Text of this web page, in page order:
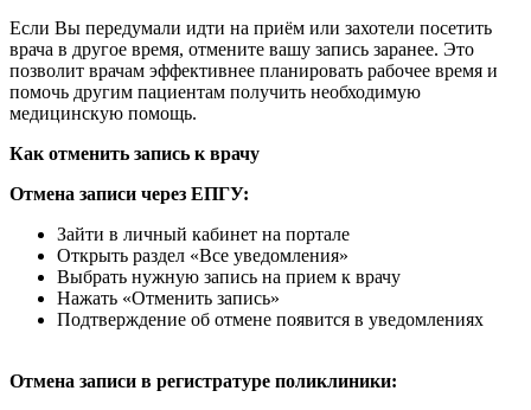
Если Вы передумали идти на приём или захотели посетить
врача в другое время, отмените вашу запись заранее. Это
позволит врачам эффективнее планировать рабочее время и
помочь другим пациентам получить необходимую
медицинскую помощь.
Как отменить запись к врачу
Отмена записи через ЕПГУ:
Зайти в личный кабинет на портале
Открыть раздел «Все уведомления»
Выбрать нужную запись на прием к врачу
Нажать «Отменить запись»
Подтверждение об отмене появится в уведомлениях
Отмена записи в регистратуре поликлиники: